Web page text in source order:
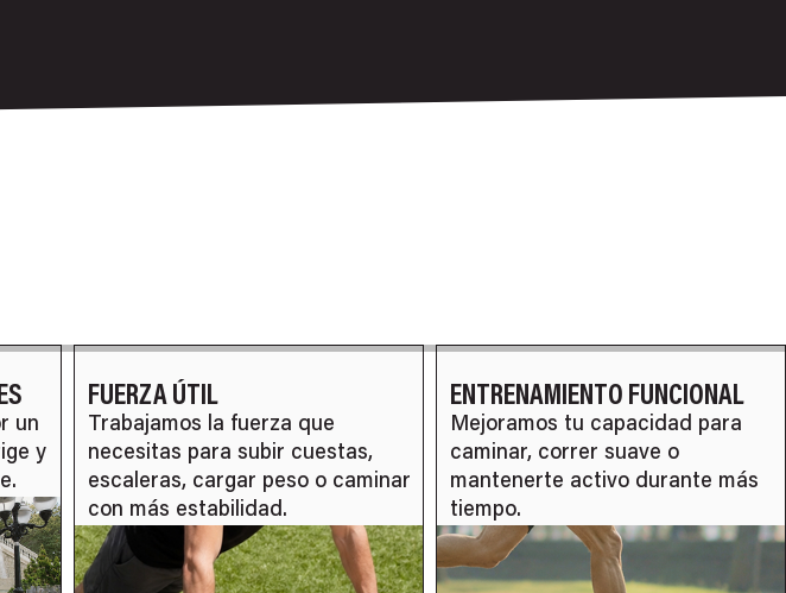
ENTRENAMIENTO FUNCIONAL
Mejoramos tu capacidad para
caminar, correr suave o
mantenerte activo durante más
tiempo.
MOVILIDAD Y CONTROL
CORPORAL
Combinamos movilidad,
coordinación y técnica para que
te notes más ágil, más suelto y
con más seguridad.